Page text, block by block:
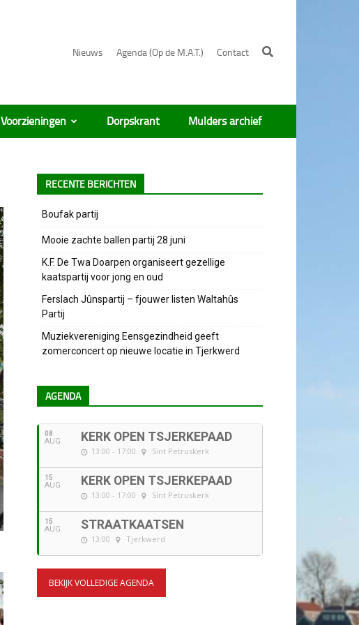
Nieuws Agenda (Op de M.A.T.) Contact
Voorzieningen Dorpskrant Mulders archief
RECENTE BERICHTEN
Boufak partij
Mooie zachte ballen partij 28 juni
K.F. De Twa Doarpen organiseert gezellige
kaatspartij voor jong en oud
Ferslach Jûnspartij – fjouwer listen Waltahûs
Partij
Muziekvereniging Eensgezindheid geeft
zomerconcert op nieuwe locatie in Tjerkwerd
AGENDA
08
AUG KERK OPEN TSJERKEPAAD
13:00 - 17:00 Sint Petruskerk
15
AUG KERK OPEN TSJERKEPAAD
13:00 - 17:00 Sint Petruskerk
15
AUG STRAATKAATSEN
13:00 Tjerkwerd
BEKIJK VOLLEDIGE AGENDA